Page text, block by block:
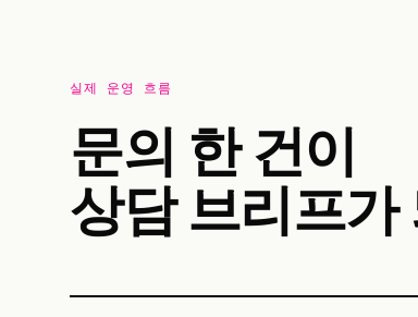
실제 운영 흐름
문의 한 건이
상담 브리프가